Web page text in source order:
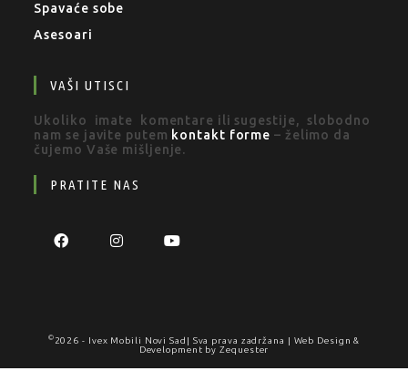
Spavaće sobe
Asesoari
VAŠI UTISCI
Ukoliko imate komentare ili sugestije, slobodno
nam se javite putem kontakt forme – želimo da
čujemo Vaše mišljenje.
PRATITE NAS
© 2026 - Ivex Mobili Novi Sad | Sva prava zadržana | Web Design &
Development byZequester